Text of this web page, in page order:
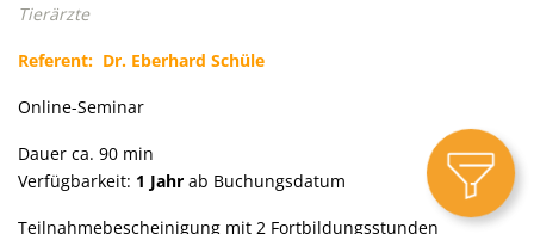
Tierärzte
Referent: Dr. Eberhard Schüle
Online-Seminar
Dauer ca. 90 min
Verfügbarkeit: 1 Jahr ab Buchungsdatum
Teilnahmebescheinigung mit 2 Fortbildungsstunden